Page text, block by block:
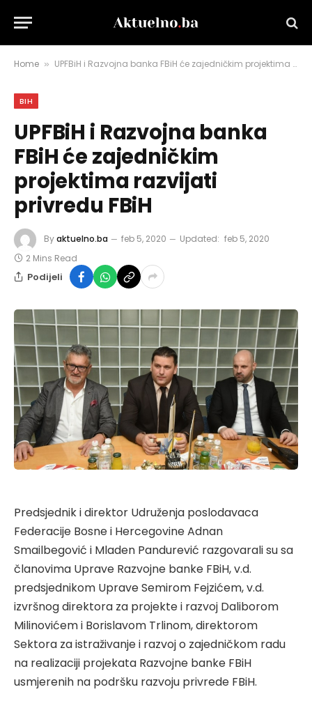
Home » UPFBiH i Razvojna banka FBiH će zajedničkim projektima razvijati privredu FBiH
BIH
UPFBiH i Razvojna banka
FBiH će zajedničkim
projektima razvijati
privredu FBiH
Byaktuelno.ba feb 5, 2020 Updated: feb 5, 2020
2 Mins Read
Podijeli
Predsjednik i direktor Udruženja poslodavaca
Federacije Bosne i Hercegovine Adnan
Smailbegović i Mladen Pandurević razgovarali su sa
članovima Uprave Razvojne banke FBiH, v.d.
predsjednikom Uprave Semirom Fejzićem, v.d.
izvršnog direktora za projekte i razvoj Daliborom
Milinovićem i Borislavom Trlinom, direktorom
Sektora za istraživanje i razvoj o zajedničkom radu
na realizaciji projekata Razvojne banke FBiH
usmjerenih na podršku razvoju privrede FBiH.